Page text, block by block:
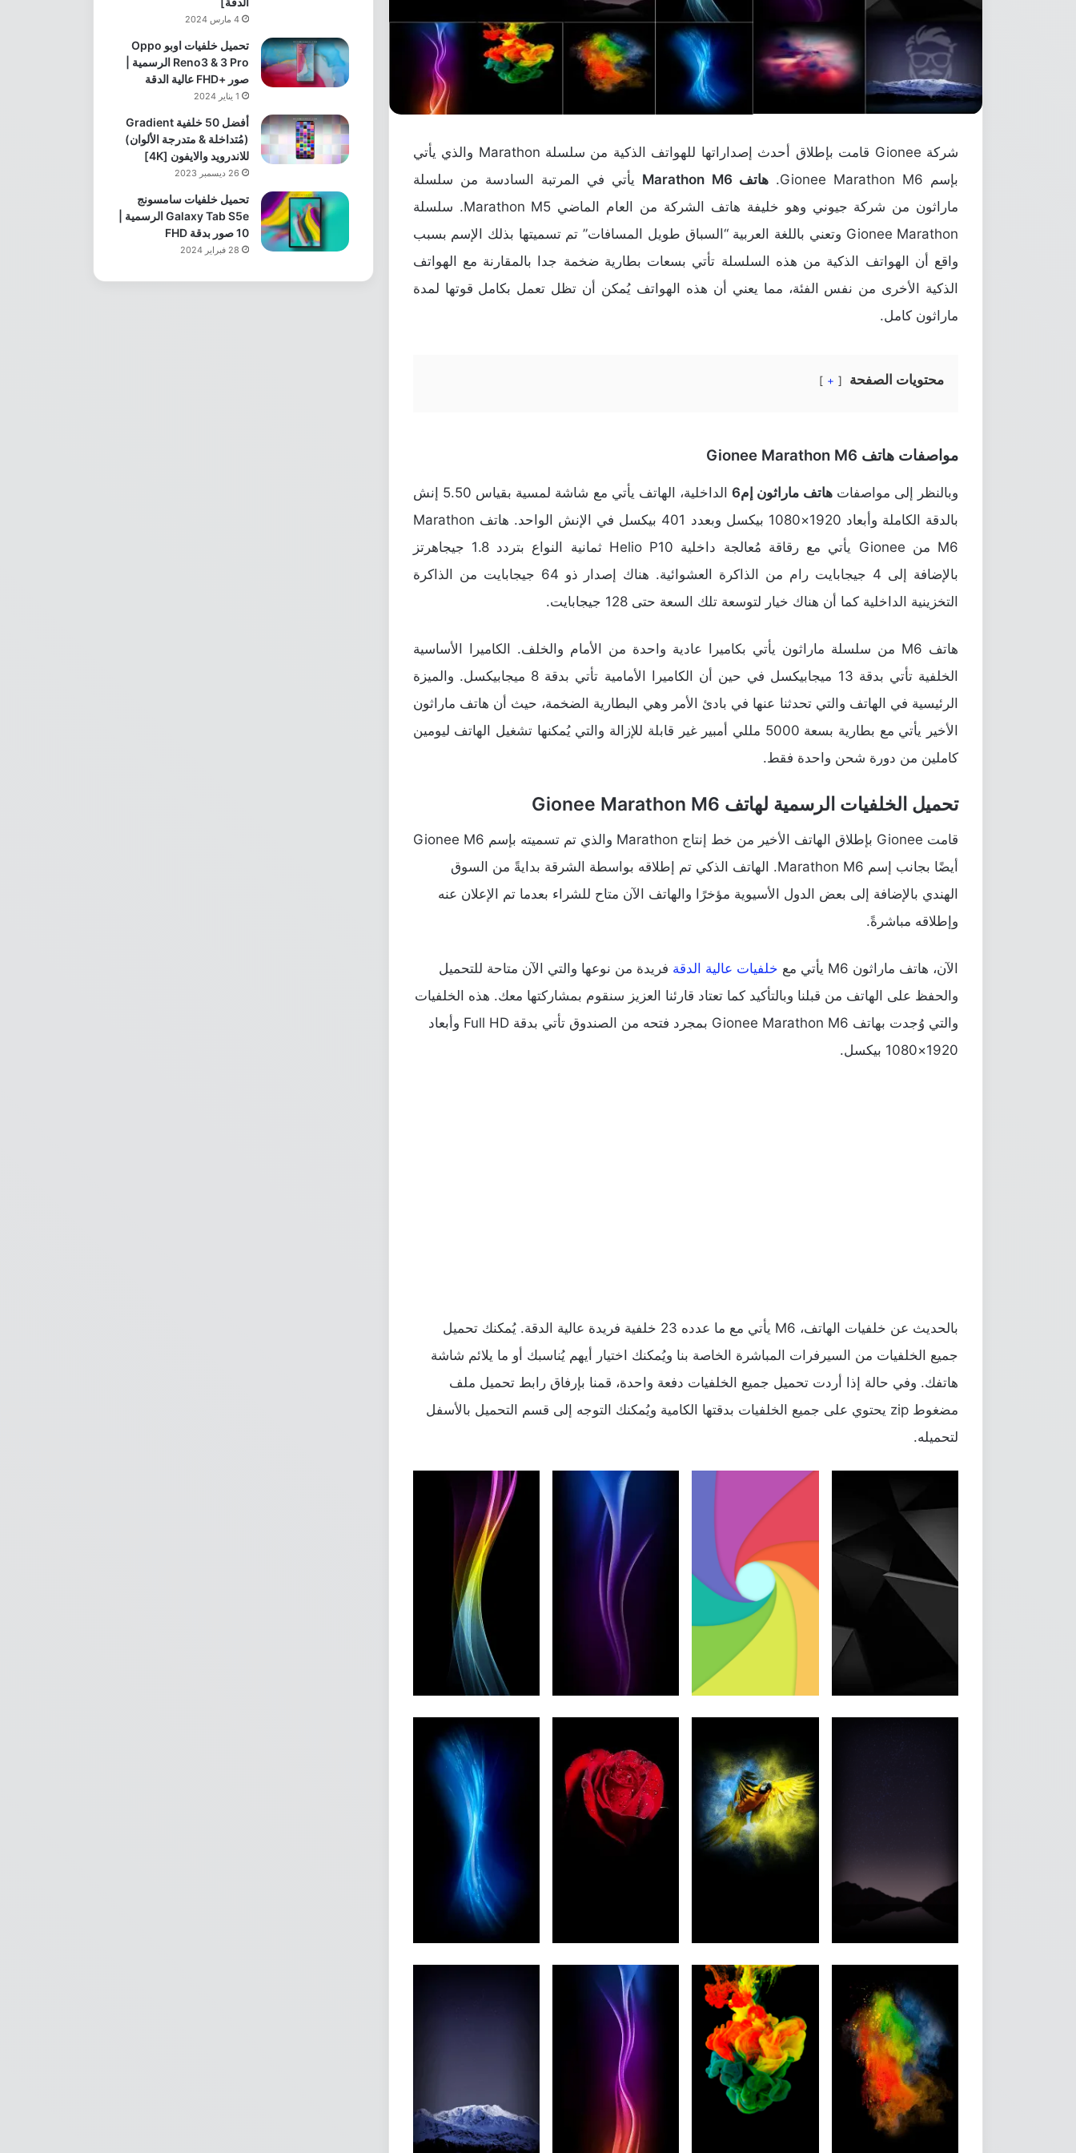
شركة Gionee قامت بإطلاق أحدث إصداراتها للهواتف الذكية من سلسلة Marathon والذي يأتي
بإسم Gionee Marathon M6.
هاتف Marathon M6
يأتي في المرتبة السادسة من سلسلة
ماراثون من شركة جيوني وهو خليفة هاتف الشركة من العام الماضي Marathon M5. سلسلة
Gionee Marathon وتعني باللغة العربية “السباق طويل المسافات” تم تسميتها بذلك الإسم بسبب
واقع أن الهواتف الذكية من هذه السلسلة تأتي بسعات بطارية ضخمة جدا بالمقارنة مع الهواتف
الذكية الأخرى من نفس الفئة، مما يعني أن هذه الهواتف يُمكن أن تظل تعمل بكامل قوتها لمدة
ماراثون كامل.
محتويات الصفحة +
مواصفات هاتف Gionee Marathon M6
وبالنظر إلى مواصفاتهاتف ماراثون إم6
الداخلية، الهاتف يأتي مع شاشة لمسية بقياس 5.50 إنش
بالدقة الكاملة وأبعاد 1920×1080 بيكسل وبعدد 401 بيكسل في الإنش الواحد. هاتف Marathon
M6 من Gionee يأتي مع رقاقة مُعالجة داخلية Helio P10 ثمانية النواع بتردد 1.8 جيجاهرتز
بالإضافة إلى 4 جيجابايت رام من الذاكرة العشوائية. هناك إصدار ذو 64 جيجابايت من الذاكرة
التخزينية الداخلية كما أن هناك خيار لتوسعة تلك السعة حتى 128 جيجابايت.
هاتف M6 من سلسلة ماراثون يأتي بكاميرا عادية واحدة من الأمام والخلف. الكاميرا الأساسية
الخلفية تأتي بدقة 13 ميجابيكسل في حين أن الكاميرا الأمامية تأتي بدقة 8 ميجابيكسل. والميزة
الرئيسية في الهاتف والتي تحدثنا عنها في بادئ الأمر وهي البطارية الضخمة، حيث أن هاتف ماراثون
الأخير يأتي مع بطارية بسعة 5000 مللي أمبير غير قابلة للإزالة والتي يُمكنها تشغيل الهاتف ليومين
كاملين من دورة شحن واحدة فقط.
تحميل الخلفيات الرسمية لهاتف Gionee Marathon M6
قامت Gionee بإطلاق الهاتف الأخير من خط إنتاج Marathon والذي تم تسميته بإسم Gionee M6
أيضًا بجانب إسم Marathon M6. الهاتف الذكي تم إطلاقه بواسطة الشرقة بدايةً من السوق
الهندي بالإضافة إلى بعض الدول الأسيوية مؤخرًا والهاتف الآن متاح للشراء بعدما تم الإعلان عنه
وإطلاقه مباشرةً.
الآن، هاتف ماراثون M6 يأتي مع خلفيات عالية الدقة فريدة من نوعها والتي الآن متاحة للتحميل
والحفظ على الهاتف من قبلنا وبالتأكيد كما تعتاد قارئنا العزيز سنقوم بمشاركتها معك. هذه الخلفيات
والتي وُجدت بهاتف Gionee Marathon M6 بمجرد فتحه من الصندوق تأتي بدقة Full HD وأبعاد
1920×1080 بيكسل.
بالحديث عن خلفيات الهاتف، M6 يأتي مع ما عدده 23 خلفية فريدة عالية الدقة. يُمكنك تحميل
جميع الخلفيات من السيرفرات المباشرة الخاصة بنا ويُمكنك اختيار أيهم يُناسبك أو ما يلائم شاشة
هاتفك. وفي حالة إذا أردت تحميل جميع الخلفيات دفعة واحدة، قمنا بإرفاق رابط تحميل ملف
مضغوط zip يحتوي على جميع الخلفيات بدقتها الكامية ويُمكنك التوجه إلى قسم التحميل بالأسفل
لتحميله.
4 مارس 2024
تحميل خلفيات اوبو Oppo
Reno3 & 3 Pro الرسمية |
صور +FHD عالية الدقة
1 يناير 2024
أفضل 50 خلفية Gradient
(مُتداخلة & متدرجة الألوان)
للاندرويد والايفون [4K]
26 ديسمبر 2023
تحميل خلفيات سامسونج
Galaxy Tab S5e الرسمية |
10 صور بدقة FHD
28 فبراير 2024